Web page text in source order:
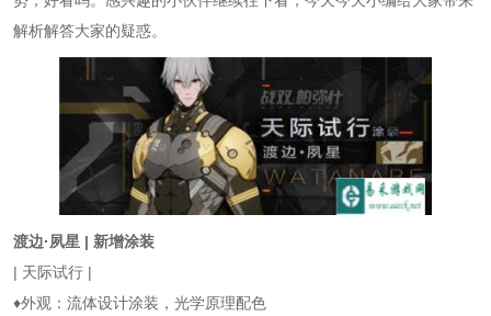
解析解答大家的疑惑。
渡边·夙星 | 新增涂装
| 天际试行 |
♦外观：流体设计涂装，光学原理配色